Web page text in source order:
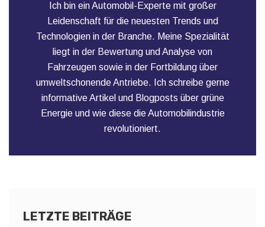
Ich bin ein Automobil-Experte mit großer
Leidenschaft für die neuesten Trends und
Technologien in der Branche. Meine Spezialität
liegt in der Bewertung und Analyse von
Fahrzeugen sowie in der Fortbildung über
umweltschonende Antriebe. Ich schreibe gerne
informative Artikel und Blogposts über grüne
Energie und wie diese die Automobilindustrie
revolutioniert.
LETZTE BEITRÄGE